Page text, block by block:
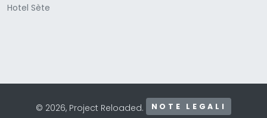
Hotel Sète
© 2026, Project Reloaded. NOTE LEGALI